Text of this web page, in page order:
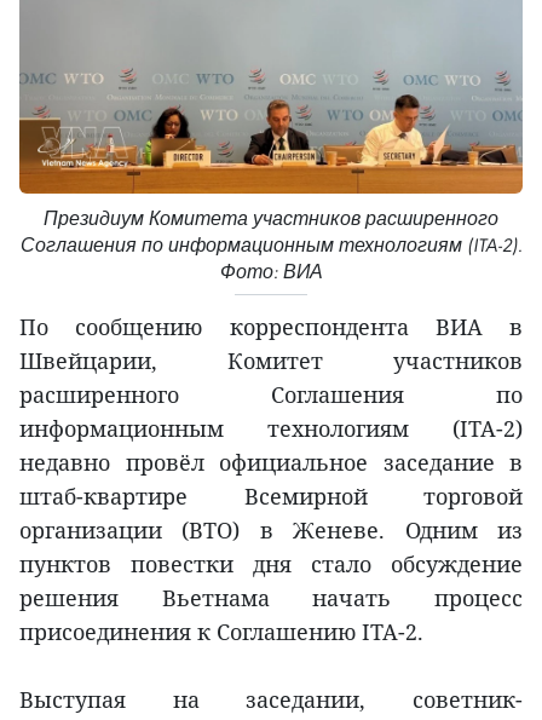
Президиум Комитета участников расширенного
Соглашения по информационным технологиям (ITA-2).
Фото: ВИА
По сообщению корреспондента ВИА в
Швейцарии, Комитет участников
расширенного Соглашения по
информационным технологиям (ITA-2)
недавно провёл официальное заседание в
штаб-квартире Всемирной торговой
организации (ВТО) в Женеве. Одним из
пунктов повестки дня стало обсуждение
решения Вьетнама начать процесс
присоединения к Соглашению ITA-2.
Выступая на заседании, советник-